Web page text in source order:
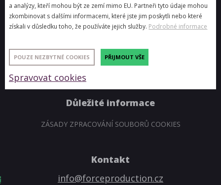
Reference
FIREMNÍ EVENTY A PROMO AKCE
PEVNÉ INSTALACE
Důležité informace
ZÁSADY ZPRACOVÁNÍ SOUBORŮ COOKIES
Kontakt
info@forceproduction.cz
a analýzy, kteří mohou být ze zemí mimo EU. Partneři tyto údaje mohou
zkombinovat s dalšími informacemi, které jste jim poskytli nebo které
získali v důsledku toho, že používáte jejich služby. Podrobné informace
POUZE NEZBYTNÉ COOKIES PŘIJMOUT VŠE
Spravovat cookies